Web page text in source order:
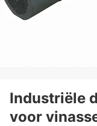
Industriële
voor